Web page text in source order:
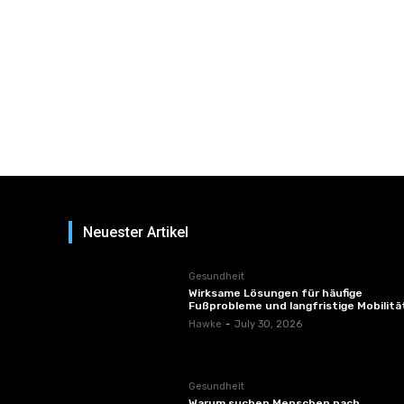
Neuester Artikel
Gesundheit
Wirksame Lösungen für häufige
Fußprobleme und langfristige
Hawke - July 30, 2026
Gesundheit